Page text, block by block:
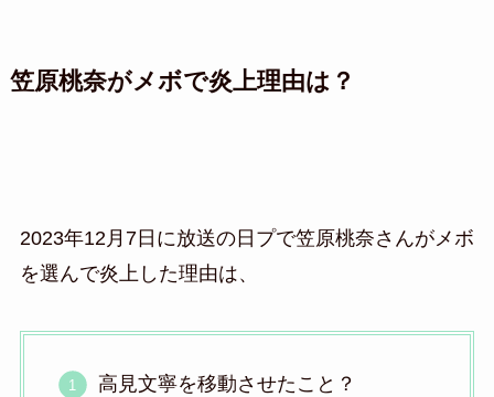
笠原桃奈がメボで炎上理由は？
2023年12月7日に放送の日プで笠原桃奈さんがメボ
を選んで炎上した理由は、
高見文寧を移動させたこと？